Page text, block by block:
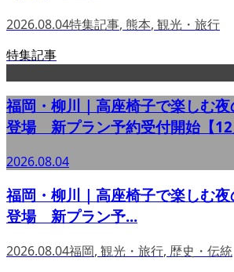
2026.08.04特集記事, 熊本, 観光・旅行
特集記事
福岡・柳川｜高座椅子で楽しむ
登場 新プラン予約受付開始【12
2026.08.04
福岡・柳川｜高座椅子で楽しむ
登場 新プラン予...
2026.08.04福岡, 観光・旅行, 歴史・伝統